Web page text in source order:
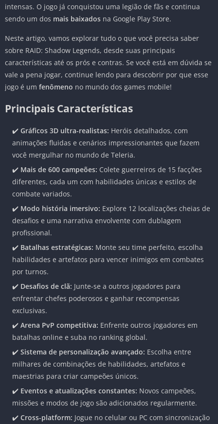
intensas. O jogo já conquistou uma legião de fãs e continua
sendo um dos mais baixados na Google Play Store.
Neste artigo, vamos explorar tudo o que você precisa saber
sobre RAID: Shadow Legends, desde suas principais
características até os prós e contras. Se você está em dúvida se
vale a pena jogar, continue lendo para descobrir por que esse
jogo é um fenômeno no mundo dos games mobile!
Principais Características
✔️ Gráficos 3D ultra-realistas: Heróis detalhados, com
animações fluidas e cenários impressionantes que fazem
você mergulhar no mundo de Teleria.
✔️ Mais de 600 campeões: Colete guerreiros de 15 facções
diferentes, cada um com habilidades únicas e estilos de
combate variados.
✔️ Modo história imersivo: Explore 12 localizações cheias de
desafios e uma narrativa envolvente com dublagem
profissional.
✔️ Batalhas estratégicas: Monte seu time perfeito, escolha
habilidades e artefatos para vencer inimigos em combates
por turnos.
✔️ Desafios de clã: Junte-se a outros jogadores para
enfrentar chefes poderosos e ganhar recompensas
exclusivas.
✔️ Arena PvP competitiva: Enfrente outros jogadores em
batalhas online e suba no ranking global.
✔️ Sistema de personalização avançado: Escolha entre
milhares de combinações de habilidades, artefatos e
maestrias para criar campeões únicos.
✔️ Eventos e atualizações constantes: Novos campeões,
missões e modos de jogo são adicionados regularmente.
✔️ Cross-platform: Jogue no celular ou PC com sincronização